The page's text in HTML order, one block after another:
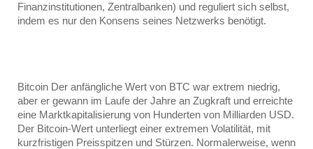
Finanzinstitutionen, Zentralbanken) und reguliert sich selbst,
indem es nur den Konsens seines Netzwerks benötigt.
Bitcoin Der anfängliche Wert von BTC war extrem niedrig,
aber er gewann im Laufe der Jahre an Zugkraft und erreichte
eine Marktkapitalisierung von Hunderten von Milliarden USD.
Der Bitcoin-Wert unterliegt einer extremen Volatilität, mit
kurzfristigen Preisspitzen und Stürzen. Normalerweise, wenn